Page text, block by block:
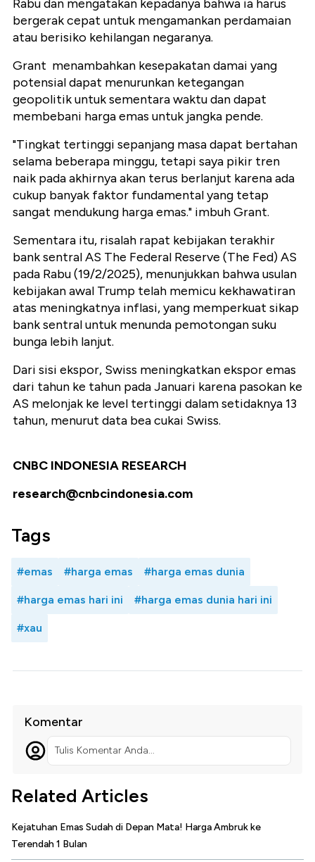
Rabu dan mengatakan kepadanya bahwa ia harus
bergerak cepat untuk mengamankan perdamaian
atau berisiko kehilangan negaranya.
Grant menambahkan kesepakatan damai yang
potensial dapat menurunkan ketegangan
geopolitik untuk sementara waktu dan dapat
membebani harga emas untuk jangka pende.
"Tingkat tertinggi sepanjang masa dapat bertahan
selama beberapa minggu, tetapi saya pikir tren
naik pada akhirnya akan terus berlanjut karena ada
cukup banyak faktor fundamental yang tetap
sangat mendukung harga emas." imbuh Grant.
Sementara itu, risalah rapat kebijakan terakhir
bank sentral AS The Federal Reserve (The Fed) AS
pada Rabu (19/2/2025), menunjukkan bahwa usulan
kebijakan awal Trump telah memicu kekhawatiran
atas meningkatnya inflasi, yang memperkuat sikap
bank sentral untuk menunda pemotongan suku
bunga lebih lanjut.
Dari sisi ekspor, Swiss meningkatkan ekspor emas
dari tahun ke tahun pada Januari karena pasokan ke
AS melonjak ke level tertinggi dalam setidaknya 13
tahun, menurut data bea cukai Swiss.
CNBC INDONESIA RESEARCH
research@cnbcindonesia.com
Tags
#emas #harga emas #harga emas dunia
#harga emas hari ini #harga emas dunia hari ini
#xau
Komentar
Tulis Komentar Anda...
Related Articles
Kejatuhan Emas Sudah di Depan Mata! Harga Ambruk ke
Terendah 1 Bulan